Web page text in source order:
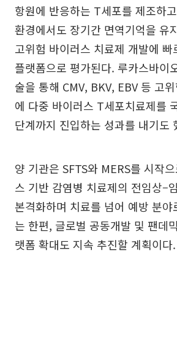
항원에 반응하는 T세포를 제조하
환경에서도 장기간 면역기억을 유
고위험 바이러스 치료제 개발에
플랫폼으로 평가된다. 루카스바이
술을 통해 CMV, BKV, EBV 등 고
에 다중 바이러스 T세포치료제를
단계까지 진입하는 성과를 내기도
양 기관은 SFTS와 MERS를 시작
스 기반 감염병 치료제의 전임상–
본격화하며 치료를 넘어 예방 분
는 한편, 글로벌 공동개발 및 팬데
랫폼 확대도 지속 추진할 계획이다.